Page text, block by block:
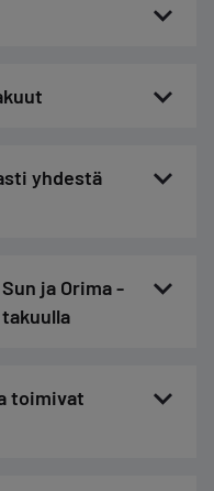
yhdestä
ja Orima -
toimivat